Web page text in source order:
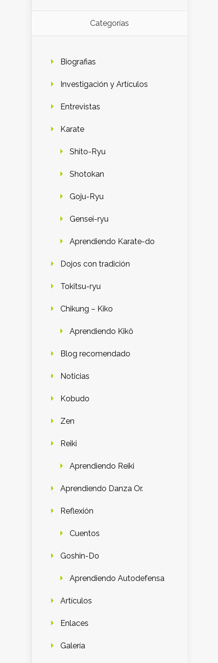
Categorías
Biografias
Investigación y Artículos
Entrevistas
Karate
Shito-Ryu
Shotokan
Goju-Ryu
Gensei-ryu
Aprendiendo Karate-do
Dojos con tradición
Tokitsu-ryu
Chikung – Kiko
Aprendiendo Kikô
Blog recomendado
Noticias
Kobudo
Zen
Reiki
Aprendiendo Reiki
Aprendiendo Danza Or.
Reflexión
Cuentos
Goshin-Do
Aprendiendo Autodefensa
Artículos
Enlaces
Galería